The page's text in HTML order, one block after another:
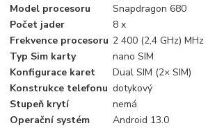
Model procesoru
Snapdragon 680
Počet jader
8 x
Frekvence procesoru 2 400 (2,4 GHz) MHz
Typ Sim karty
nano SIM
Konfigurace karet
Dual SIM (2× SIM)
Konstrukce telefonu dotykový
Stupeň krytí
nemá
Operační systém
Android 13.0